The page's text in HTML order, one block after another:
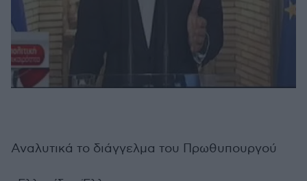
Αναλυτικά το διάγγελμα του Πρωθυπουργού